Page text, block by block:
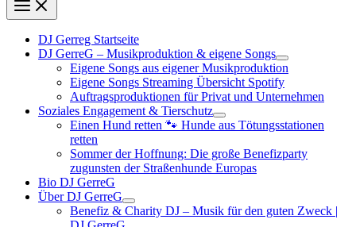
DJ Gerreg Startseite
DJ GerreG – Musikproduktion & eigene Songs
Eigene Songs aus eigener Musikproduktion
Eigene Songs Streaming Übersicht Spotify
Auftragsproduktionen für Privat und Unternehmen
Soziales Engagement & Tierschutz
Einen Hund retten 🐾 Hunde aus Tötungsstationen
retten
Sommer der Hoffnung: Die große Benefizparty
zugunsten der Straßenhunde Europas
Bio DJ GerreG
Über DJ GerreG
Benefiz & Charity DJ – Musik für den guten Zweck |